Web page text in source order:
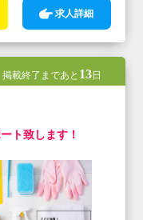
求人詳細
掲載終了まであと 13日
ト致します！